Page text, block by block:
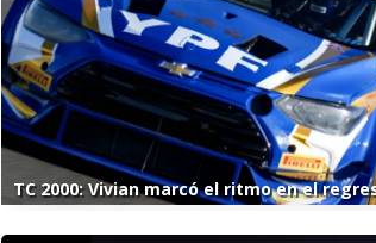
TC 2000: Vivian marcó el ritmo en el